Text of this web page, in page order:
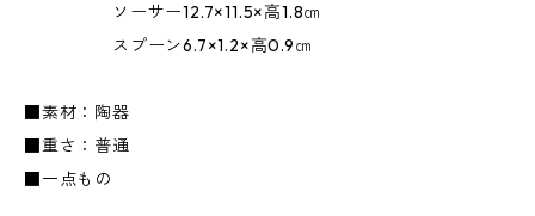
ソーサー12.7×11.5×高1.8㎝
スプーン6.7×1.2×高0.9㎝
■素材：陶器
■重さ：普通
■一点もの